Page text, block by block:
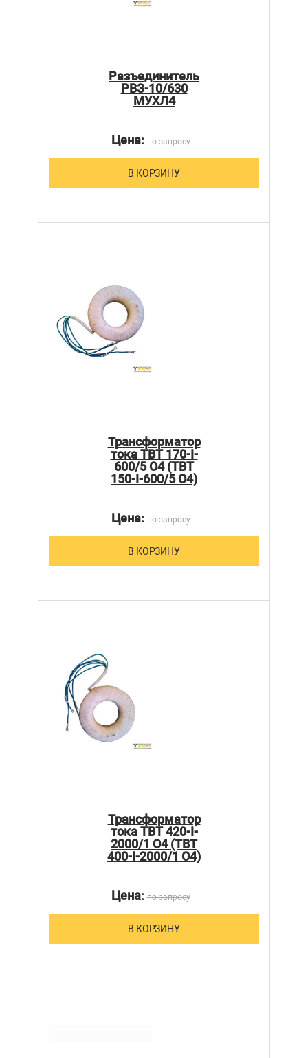
Разъединитель
РВЗ-10/630
МУХЛ4
Цена:по запросу
В КОРЗИНУ
Трансформатор
тока ТВТ 170-I-
600/5 О4 (ТВТ
150-I-600/5 О4)
Цена:по запросу
В КОРЗИНУ
Трансформатор
тока ТВТ 420-I-
2000/1 О4 (ТВТ
400-I-2000/1 О4)
Цена:по запросу
В КОРЗИНУ